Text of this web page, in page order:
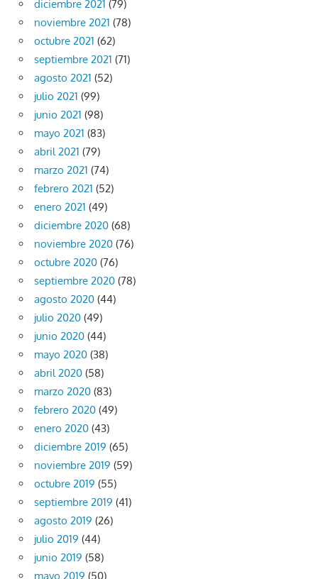
diciembre 2021 (79)
noviembre 2021 (78)
octubre 2021 (62)
septiembre 2021 (71)
agosto 2021 (52)
julio 2021 (99)
junio 2021 (98)
mayo 2021 (83)
abril 2021 (79)
marzo 2021 (74)
febrero 2021 (52)
enero 2021 (49)
diciembre 2020 (68)
noviembre 2020 (76)
octubre 2020 (76)
septiembre 2020 (78)
agosto 2020 (44)
julio 2020 (49)
junio 2020 (44)
mayo 2020 (38)
abril 2020 (58)
marzo 2020 (83)
febrero 2020 (49)
enero 2020 (43)
diciembre 2019 (65)
noviembre 2019 (59)
octubre 2019 (55)
septiembre 2019 (41)
agosto 2019 (26)
julio 2019 (44)
junio 2019 (58)
mayo 2019 (50)